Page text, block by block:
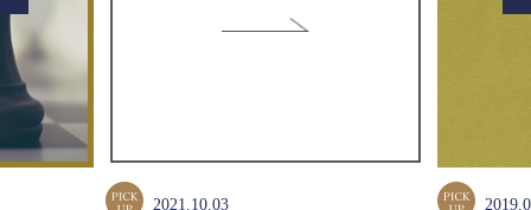
2021.10.03